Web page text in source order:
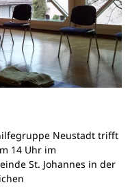
Neustadt trifft
14 Uhr im
St. Johannes in der